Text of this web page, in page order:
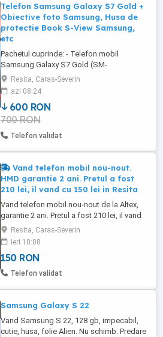
Telefon Samsung Galaxy S7 Gold +
Obiective foto Samsung, Husa de
protectie Book S-View Samsung,
etc
Pachetul cuprinde: - Telefon mobil
Samsung Galaxy S7 Gold (SM-
G930FZDAROM); - Protectie spate si
obiectiv foto Samsung ET-
CG930DBEGWW pentru Samsung Galaxy
S7 (ET-CG930DBEGWW); - Samsung Husa
de protectie tip Book S-View Black pentru
G930 Galaxy S7 (EF-CG930PBEGWW); -
telefonul are Folie securizata Alien ...
Resita, Caras-Severin
azi 08:24
600 RON
700 RON
Telefon validat
Vand telefon mobil nou-nout.
HMD garantie 2 ani. Pretul a fost
210 lei, il vand cu 150 lei in Resita
Vand telefon mobil nou-nout de la Altex,
garantie 2 ani. Pretul a fost 210 lei, il vand
cu 150 lei in Resita. Telefon: . Va
multumescI
Resita, Caras-Severin
ieri 10:08
150 RON
Telefon validat
Samsung Galaxy S 22
Vand Samsung S 22, 128 gb, impecabil,
cutie, husa, folie Alien. Nu schimb. Predare